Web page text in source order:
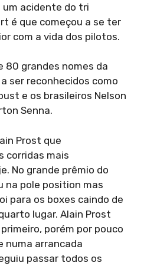
um acidente do tri
é que começou a se ter
com a vida dos pilotos.
80 grandes nomes da
ser reconhecidos como
e os brasileiros Nelson
Senna.
Prost que
corridas mais
No grande prêmio do
na pole position mas
para os boxes caindo de
lugar. Alain Prost
porém por pouco
numa arrancada
passar todos os